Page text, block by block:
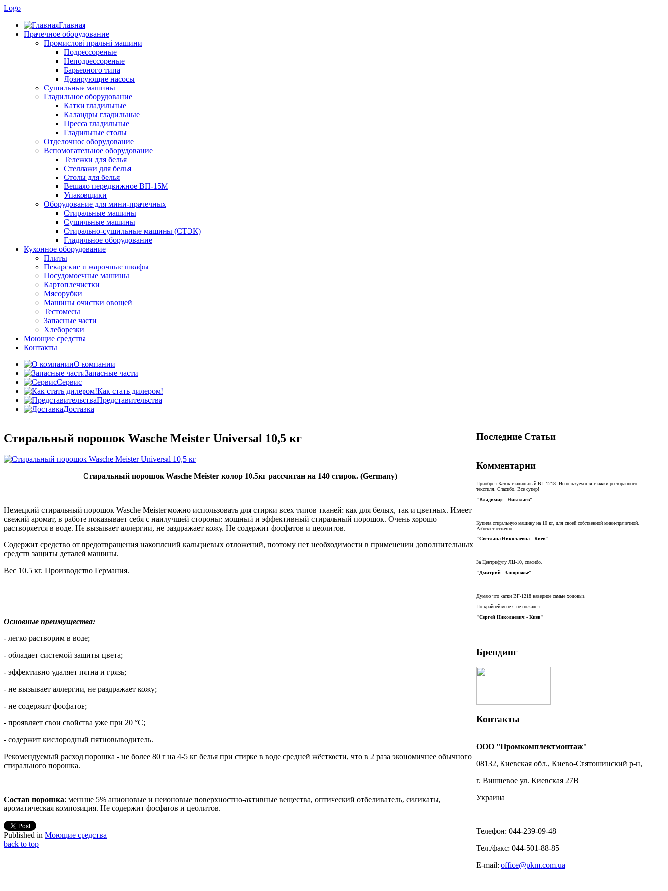
Logo
Главная
Прачечное оборудование
Промислові пральні машини
Подрессореные
Неподрессореные
Барьерного типа
Дозирующие насосы
Сушильные машины
Гладильное оборудование
Катки гладильные
Каландры гладильные
Пресса гладильные
Гладильные столы
Отделочное оборудование
Вспомогательное оборудование
Тележки для белья
Стеллажи для белья
Столы для белья
Вешало передвижное ВП-15М
Упаковщики
Оборудование для мини-прачечных
Стиральные машины
Сушильные машины
Стирально-сушильные машины (СТЭК)
Гладильное оборудование
Кухонное оборудование
Плиты
Пекарские и жарочные шкафы
Посудомоечные машины
Картоплечистки
Мясорубки
Машины очистки овощей
Тестомесы
Запасные части
Хлеборезки
Моющие средства
Контакты
О компании
Запасные части
Сервис
Как стать дилером!
Представительства
Доставка
Стиральный порошок Wasche Meister Universal 10,5 кг
Стиральный порошок Wasche Meister колор 10.5кг рассчитан на 140 стирок. (Germany)
Немецкий стиральный порошок Wasche Meister можно использовать для стирки всех типов тканей: как для белых, так и цветных. Имеет
свежий аромат, в работе показывает себя с наилучшей стороны: мощный и эффективный стиральный порошок. Очень хорошо
растворяется в воде. Не вызывает аллергии, не раздражает кожу. Не содержит фосфатов и цеолитов.
Содержит средство от предотвращения накоплений кальциевых отложений, поэтому нет необходимости в применении дополнительных
средств защиты деталей машины.
Вес 10.5 кг. Производство Германия.
Основные преимущества:
- легко растворим в воде;
- обладает системой защиты цвета;
- эффективно удаляет пятна и грязь;
- не вызывает аллергии, не раздражает кожу;
- не содержит фосфатов;
- проявляет свои свойства уже при 20 °C;
- содержит кислородный пятновыводитель.
Рекомендуемый расход порошка - не более 80 г на 4-5 кг белья при стирке в воде средней жёсткости, что в 2 раза экономичнее обычного
стирального порошка.
Состав порошка: меньше 5% анионовые и неионовые поверхностно-активные вещества, оптический отбеливатель, силикаты,
ароматическая композиция. Не содержит фосфатов и цеолитов.
Published in Моющие средства
back to top
Последние Статьи
Комментарии
Приобрел Каток гладильный ВГ-1218. Используем для глажки ресторанного
текстиля. Спасибо. Все супер!
"Владимир - Николаев"
Купила стиральную машину на 10 кг, для своей собственной мини-прачечной.
Работает отлично.
"Светлана Николаевна - Киев"
За Центрифугу ЛЦ-10, спасибо.
"Дмитрий - Запорожье"
Думаю что катки ВГ-1218 наверное самые ходовые.
По крайней мене я не пожалел.
"Сергей Николаевич - Киев"
Брендинг
Контакты
ООО "Промкомплектмонтаж"
08132, Киевская обл., Киево-Святошинский р-н,
г. Вишневое ул. Киевская 27В
Украина
Телефон: 044-239-09-48
Тел./факс: 044-501-88-85
E-mail: office@pkm.com.ua